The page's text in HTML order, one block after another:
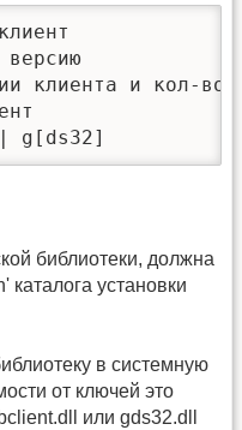
клиента и кол-во
библиотеки, должна
каталога установки
в системную
от ключей это
или gds32.dll